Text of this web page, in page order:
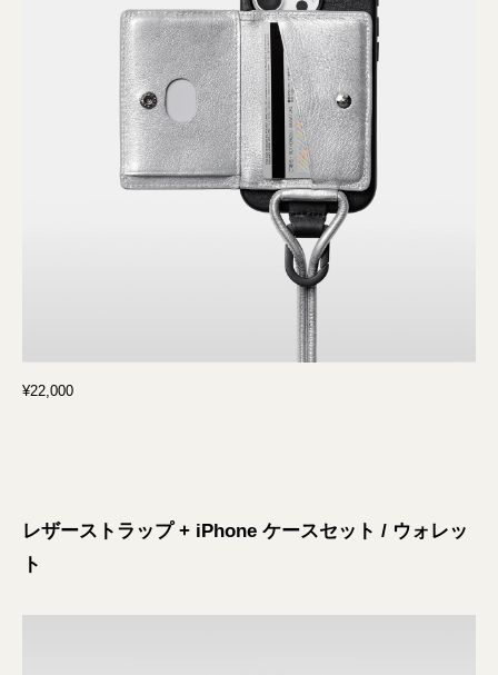
¥22,000
レザーストラップ + iPhone ケースセット / ウォレッ
ト